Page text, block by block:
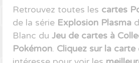
Retrouvez toutes les cartes
de la série Explosion Plasma
Blanc du Jeu de cartes à
Pokémon. Cliquez sur la carte